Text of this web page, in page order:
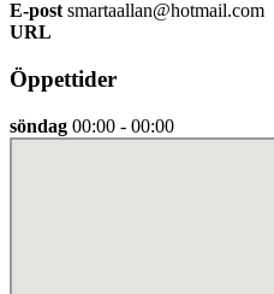
E-post smartaallan@hotmail.com
URL
Öppettider
söndag 00:00 - 00:00